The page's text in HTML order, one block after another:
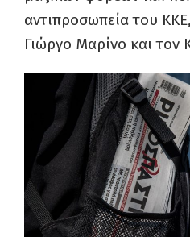
αντιπροσωπεία του
Γιώργο Μαρίνο και